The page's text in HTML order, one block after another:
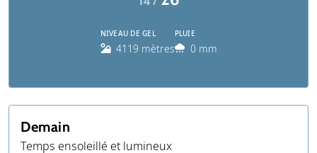
NIVEAU DE GEL
4119 mètres
PLUIE
0 mm
Demain
Temps ensoleillé et lumineux